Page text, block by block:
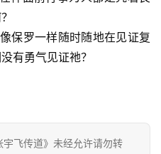
保罗一样随时随地在见证复
有勇气见证祂？
宇飞传道》未经允许请勿转